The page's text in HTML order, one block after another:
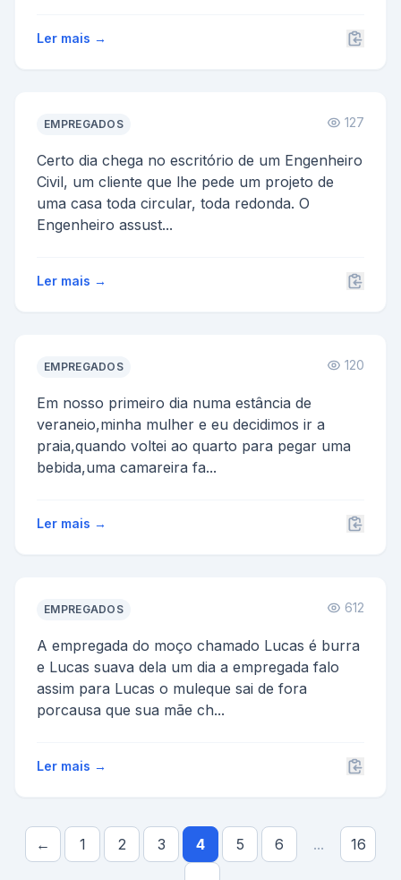
Ler mais →
EMPREGADOS 127
Certo dia chega no escritório de um Engenheiro
Civil, um cliente que lhe pede um projeto de
uma casa toda circular, toda redonda. O
Engenheiro assust...
Ler mais →
EMPREGADOS 120
Em nosso primeiro dia numa estância de
veraneio,minha mulher e eu decidimos ir a
praia,quando voltei ao quarto para pegar uma
bebida,uma camareira fa...
Ler mais →
EMPREGADOS 612
A empregada do moço chamado Lucas é burra
e Lucas suava dela um dia a empregada falo
assim para Lucas o muleque sai de fora
porcausa que sua mãe ch...
Ler mais →
← 1 2 3 4 5 6 ...
16